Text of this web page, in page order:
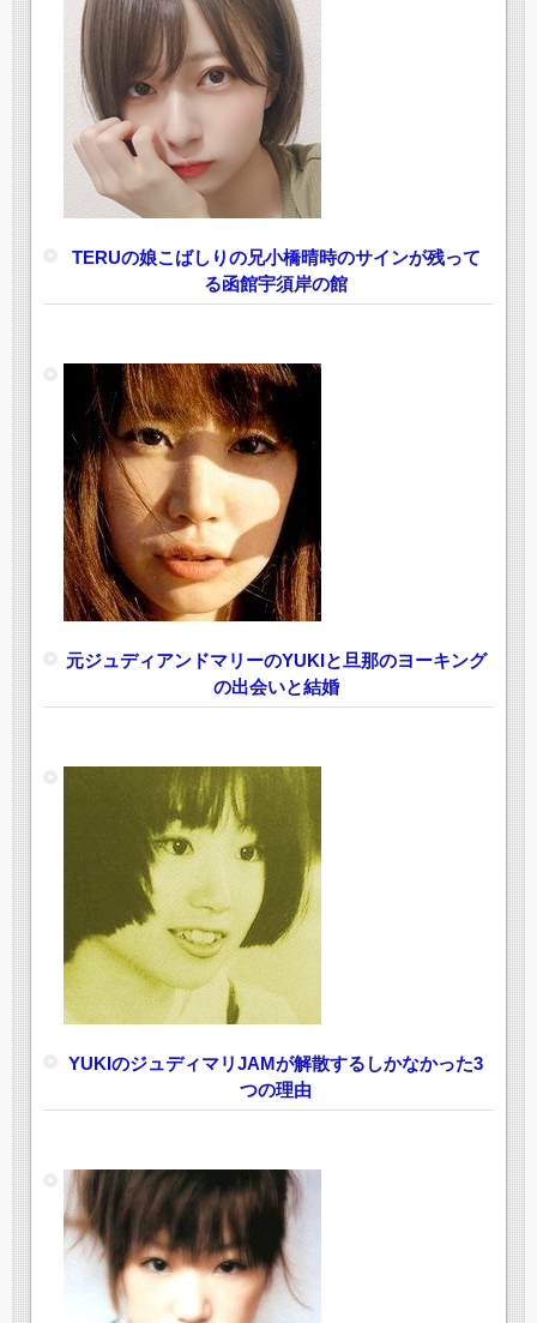
TERUの娘こばしりの兄小橋晴時のサインが残って
る函館宇須岸の館
元ジュディアンドマリーのYUKIと旦那のヨーキング
の出会いと結婚
YUKIのジュディマリJAMが解散するしかなかった3
つの理由